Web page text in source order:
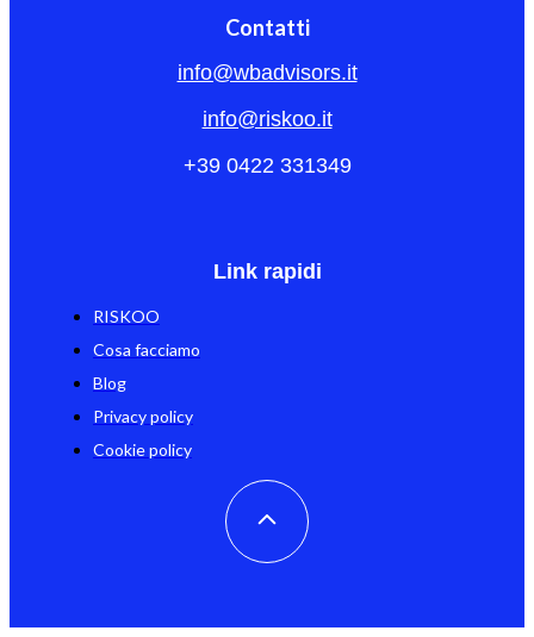
Contatti
info@wbadvisors.it
info@riskoo.it
+39 0422 331349
Link rapidi
RISKOO
Cosa facciamo
Blog
Privacy policy
Cookie policy